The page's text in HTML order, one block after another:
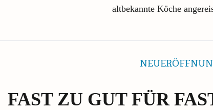
altbekannte Köche
FAST ZU GUT FÜR